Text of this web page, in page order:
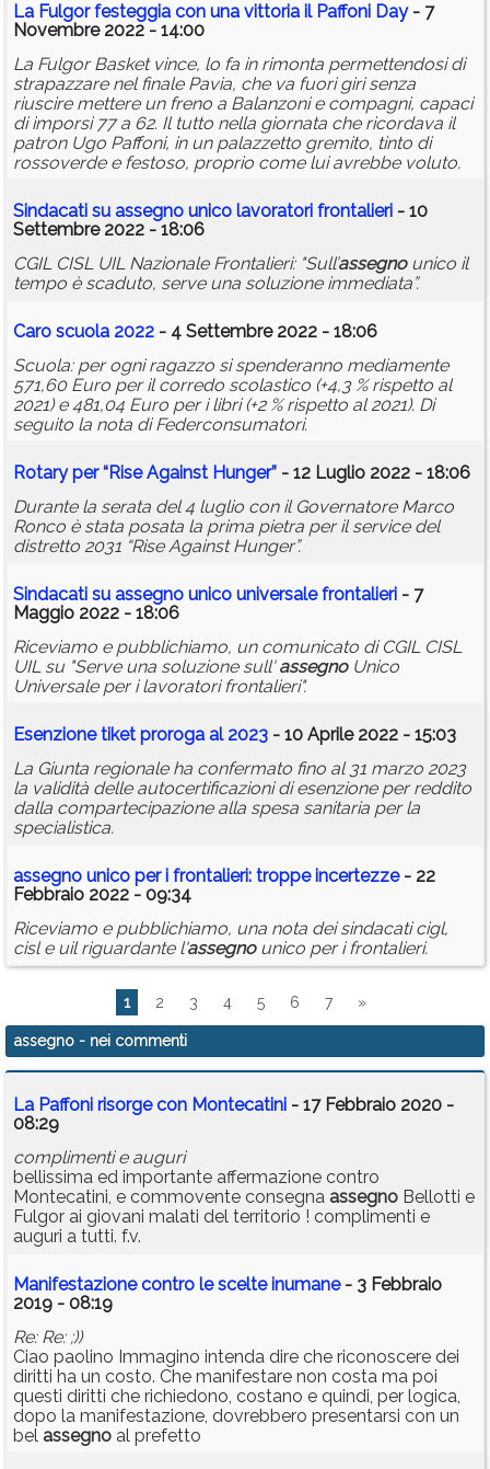
La Fulgor festeggia con una vittoria il Paffoni Day- 7
Novembre 2022 - 14:00
La Fulgor Basket vince, lo fa in rimonta permettendosi di
strapazzare nel finale Pavia, che va fuori giri senza
riuscire mettere un freno a Balanzoni e compagni, capaci
di imporsi 77 a 62. Il tutto nella giornata che ricordava il
patron Ugo Paffoni, in un palazzetto gremito, tinto di
rossoverde e festoso, proprio come lui avrebbe voluto.
Sindacati su assegno unico lavoratori frontalieri - 10
Settembre 2022 - 18:06
CGIL CISL UIL Nazionale Frontalieri: "Sull’assegnounico il
tempo è scaduto, serve una soluzione immediata”.
Caro scuola 2022 - 4 Settembre 2022 - 18:06
Scuola: per ogni ragazzo si spenderanno mediamente
571,60 Euro per il corredo scolastico (+4,3 % rispetto al
2021) e 481,04 Euro per i libri (+2 % rispetto al 2021). Di
seguito la nota di Federconsumatori.
Rotary per “Rise Against Hunger” - 12 Luglio 2022 - 18:06
Durante la serata del 4 luglio con il Governatore Marco
Ronco è stata posata la prima pietra per il service del
distretto 2031 “Rise Against Hunger”.
Sindacati su assegno unico universale frontalieri - 7
Maggio 2022 - 18:06
Riceviamo e pubblichiamo, un comunicato di CGIL CISL
UIL su "Serve una soluzione sull'assegnoUnico
Universale per i lavoratori frontalieri".
Esenzione tiket proroga al 2023 - 10 Aprile 2022 - 15:03
La Giunta regionale ha confermato fino al 31 marzo 2023
la validità delle autocertificazioni di esenzione per reddito
dalla compartecipazione alla spesa sanitaria per la
specialistica.
assegno unico per i frontalieri: troppe incertezze- 22
Febbraio 2022 - 09:34
Riceviamo e pubblichiamo, una nota dei sindacati cigl,
cisl e uil riguardante l'assegnounico per i frontalieri.
1 2 3 4 5 6 7 »
assegno - nei commenti
La Paffoni risorge con Montecatini - 17 Febbraio 2020 -
08:29
complimenti e auguri
bellissima ed importante affermazione contro
Montecatini, e commovente consegna assegno Bellotti e
Fulgor ai giovani malati del territorio ! complimenti e
auguri a tutti. f.v.
Manifestazione contro le scelte inumane- 3 Febbraio
2019 - 08:19
Re: Re: ;))
Ciao paolino Immagino intenda dire che riconoscere dei
diritti ha un costo. Che manifestare non costa ma poi
questi diritti che richiedono, costano e quindi, per logica,
dopo la manifestazione, dovrebbero presentarsi con un
bel assegno al prefetto